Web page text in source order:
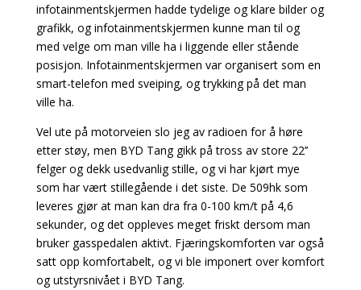
infotainmentskjermen hadde tydelige og klare bilder og
grafikk, og infotainmentskjermen kunne man til og
med velge om man ville ha i liggende eller stående
posisjon. Infotainmentskjermen var organisert som en
smart-telefon med sveiping, og trykking på det man
ville ha.
Vel ute på motorveien slo jeg av radioen for å høre
etter støy, men BYD Tang gikk på tross av store 22’’
felger og dekk usedvanlig stille, og vi har kjørt mye
som har vært stillegående i det siste. De 509hk som
leveres gjør at man kan dra fra 0-100 km/t på 4,6
sekunder, og det oppleves meget friskt dersom man
bruker gasspedalen aktivt. Fjæringskomforten var også
satt opp komfortabelt, og vi ble imponert over komfort
og utstyrsnivået i BYD Tang.